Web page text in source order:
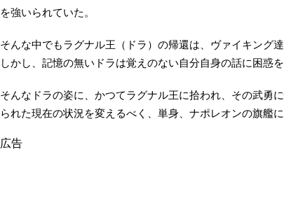
を強いられていた。
そんな中でもラグナル王（ドラ）の帰還は、ヴァイキング
しかし、記憶の無いドラは覚えのない自分自身の話に困惑を
そんなドラの姿に、かつてラグナル王に拾われ、その武勇
られた現在の状況を変えるべく、単身、ナポレオンの旗艦
広告